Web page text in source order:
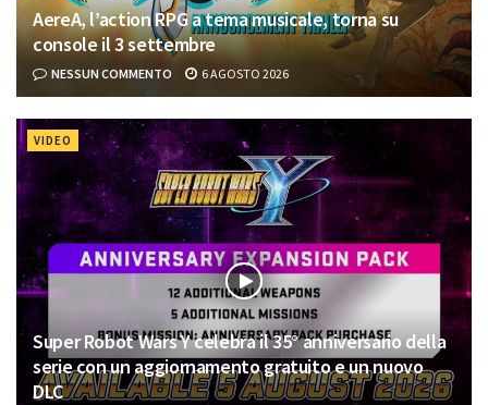
AereA, l’action RPG a tema musicale, torna su
console il 3 settembre
NESSUN COMMENTO 6 AGOSTO 2026
VIDEO
Super Robot Wars Y celebra il 35° anniversario della
serie con un aggiornamento gratuito e un nuovo
DLC